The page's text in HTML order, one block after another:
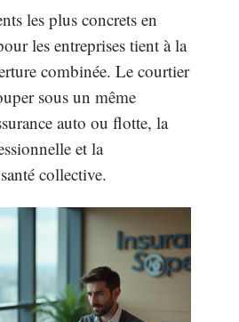
les plus concrets en
les entreprises tient à la
combinée. Le courtier
sous un même
auto ou flotte, la
et la
collective.